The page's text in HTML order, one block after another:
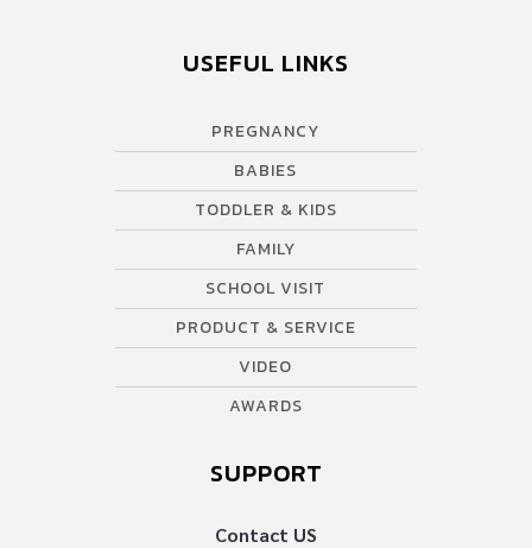
USEFUL LINKS
PREGNANCY
BABIES
TODDLER & KIDS
FAMILY
SCHOOL VISIT
PRODUCT & SERVICE
VIDEO
AWARDS
SUPPORT
Contact US